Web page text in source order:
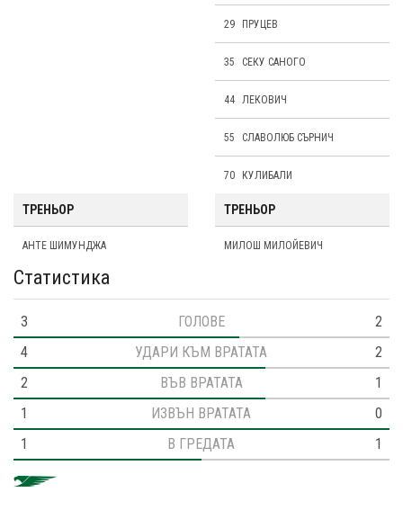
29 ПРУЦЕВ
35 СЕКУ САНОГО
44 ЛЕКОВИЧ
55 СЛАВОЛЮБ СЪРНИЧ
70 КУЛИБАЛИ
ТРЕНЬОР
АНТЕ ШИМУНДЖА
ТРЕНЬОР
МИЛОШ МИЛОЙЕВИЧ
Статистика
3 ГОЛОВЕ
2
4
УДАРИ КЪМ ВРАТАТА
2
2
ВЪВ ВРАТАТА
1
1
ИЗВЪН ВРАТАТА
0
1
В ГРЕДАТА 1